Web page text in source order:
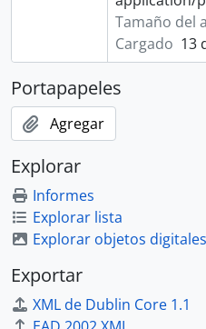
Tamaño del
Cargado 13
Portapapeles
Agregar
Explorar
Informes
Explorar lista
Explorar objetos digitales
Exportar
XML de Dublin Core 1.1